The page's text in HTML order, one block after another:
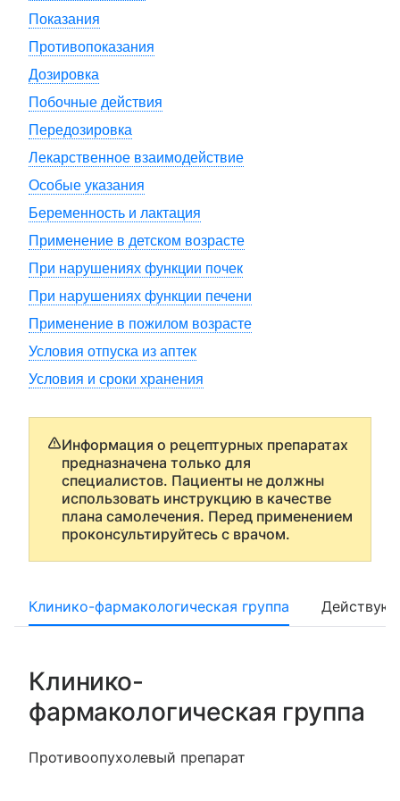
Показания
Противопоказания
Дозировка
Побочные действия
Передозировка
Лекарственное взаимодействие
Особые указания
Беременность и лактация
Применение в детском возрасте
При нарушениях функции почек
При нарушениях функции печени
Применение в пожилом возрасте
Условия отпуска из аптек
Условия и сроки хранения
Информация о рецептурных препаратах
предназначена только для
специалистов. Пациенты не должны
использовать инструкцию в качестве
плана самолечения. Перед применением
проконсультируйтесь с врачом.
Клинико-фармакологическая группа
Клинико-
фармакологическая группа
Противоопухолевый препарат